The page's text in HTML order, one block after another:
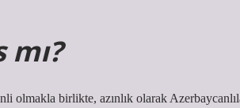
olmakla birlikte, azınlık olarak